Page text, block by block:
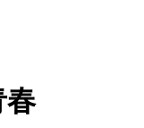
春